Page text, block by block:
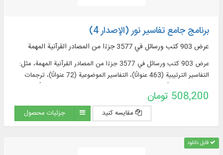
برنامج جامع تفاسير نور (الإصدار 4)
عرض 903 كتب ورسائل في 3577 جزءًا من المصادر القرآنية المهمة
عرض 903 كتب ورسائل في 3577 جزءًا من المصادر القرآنية المهمة، مثل:
التفاسير الترتيبية (463 عنوانًا)، التفاسير الموضوعية (72 عنوانًا)، ترجمات
508,200 تومان
مقایسه کنید جزئیات محصول
قابل دانلود